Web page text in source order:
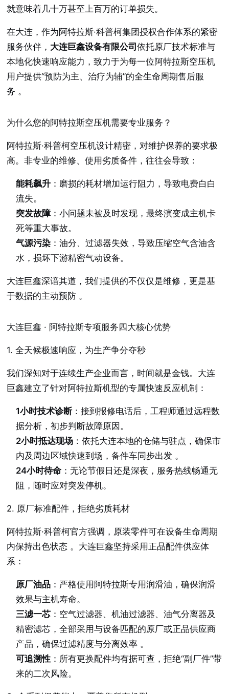
就意味着几十万甚至上百万的订单损失。
在大连，作为阿特拉斯·科普柯集团授权合作体系的紧密
服务伙伴， 大连巨鑫设备有限公司依托原厂技术标准与
本地化快速响应能力，致力于为每一位阿特拉斯空压机
用户提供“预防为主、治疗为辅”的全生命周期售后服
务 。
为什么您的阿特拉斯空压机需要专业服务？
阿特拉斯·科普柯空压机设计精密，对维护保养的要求极
高。非专业的维修、使用劣质备件，往往会导致：
能耗飙升 ：磨损的耗材增加运行阻力，导致电费白白
流失。
突发故障：小问题未被及时发现，最终演变成主机卡
死等重大事故。
气源污染 ：油分、过滤器失效，导致压缩空气含油含
水，损坏下游精密气动设备。
大连巨鑫深谙其道，我们提供的不仅仅是维修，更是基
于数据的主动预防 。
大连巨鑫 · 阿特拉斯专项服务四大核心优势
1. 全天候极速响应，为生产争分夺秒
我们深知对于连续生产企业而言，时间就是金钱。大连
巨鑫建立了针对阿特拉斯机型的专属快速反应机制：
1小时技术诊断：接到报修电话后，工程师通过远程数
据分析，初步判断故障原因。
2小时抵达现场 ：依托大连本地的仓储与驻点，确保市
内及周边区域快速到场，备件车同步出发 。
24小时待命 ：无论节假日还是深夜，服务热线畅通无
阻，随时应对突发停机。
2. 原厂标准配件，拒绝劣质耗材
阿特拉斯·科普柯官方强调，原装零件可在设备生命周期
内保持出色状态 。大连巨鑫坚持采用正品配件供应体
系：
原厂油品 ：严格使用阿特拉斯专用润滑油，确保润滑
效果与主机寿命。
三滤一芯 ：空气过滤器、机油过滤器、油气分离器及
精密滤芯，全部采用与设备匹配的原厂或正品供应商
产品，确保过滤精度与分离效率 。
可追溯性 ：所有更换配件均有据可查，拒绝“副厂件”带
来的二次风险。